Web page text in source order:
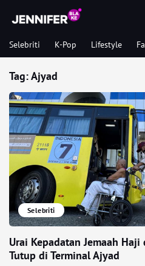
Selebriti K-Pop Lifestyle
Tag:Ajyad
Selebriti
Urai Kepadatan Jemaah
Tutup di Terminal Ajyad